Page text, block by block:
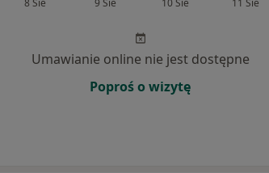
Umawianie online nie jest dostępne
Poproś o wizytę